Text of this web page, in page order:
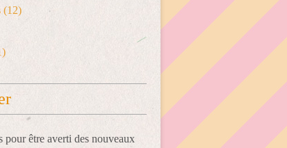
(12)
pour être averti des nouveaux